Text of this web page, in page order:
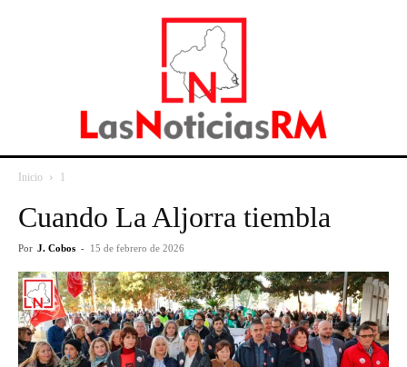
Inicio 1
Cuando La Aljorra tiembla
Por J. Cobos - 15 de febrero de 2026